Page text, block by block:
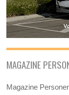
MAGAZINE
Magazine